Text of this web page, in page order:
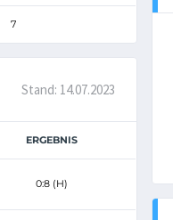
7
Stand: 14.07.2023
ERGEBNIS
0:8 (H)